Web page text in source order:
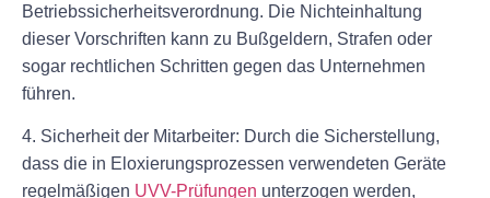
Betriebssicherheitsverordnung. Die Nichteinhaltung
dieser Vorschriften kann zu Bußgeldern, Strafen oder
sogar rechtlichen Schritten gegen das Unternehmen
führen.
4. Sicherheit der Mitarbeiter: Durch die Sicherstellung,
dass die in Eloxierungsprozessen verwendeten Geräte
regelmäßigen UVV-Prüfungen unterzogen werden,